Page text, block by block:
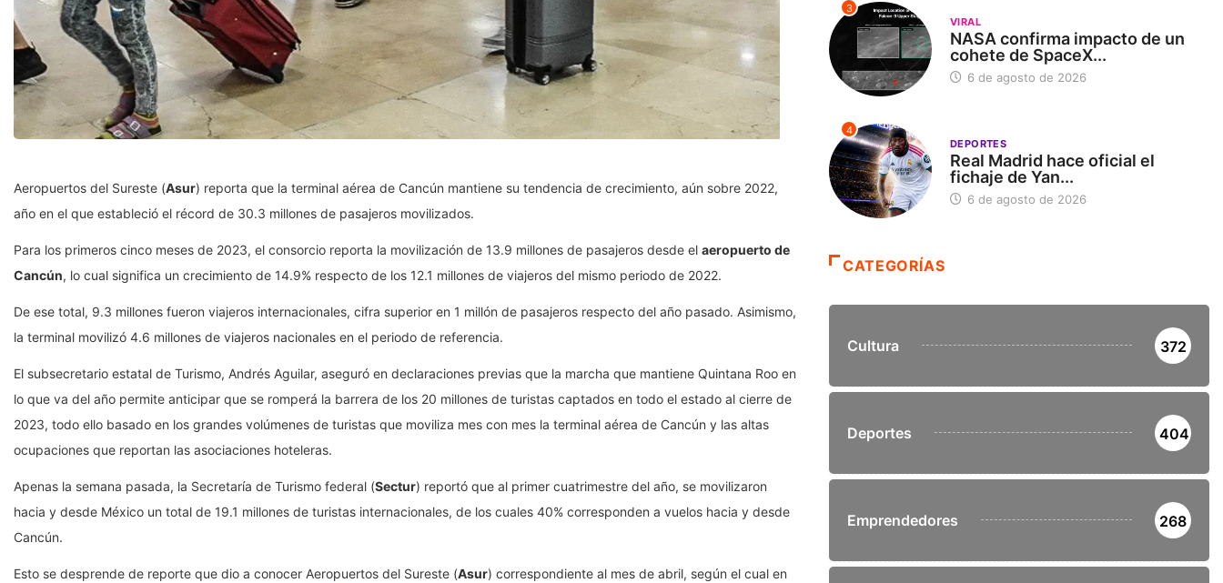
Aeropuertos del Sureste (Asur) reporta que la terminal aérea de Cancún mantiene su tendencia de crecimiento, aún sobre 2022,
año en el que estableció el récord de 30.3 millones de pasajeros movilizados.
Para los primeros cinco meses de 2023, el consorcio reporta la movilización de 13.9 millones de pasajeros desde el aeropuerto de
Cancún, lo cual significa un crecimiento de 14.9% respecto de los 12.1 millones de viajeros del mismo periodo de 2022.
De ese total, 9.3 millones fueron viajeros internacionales, cifra superior en 1 millón de pasajeros respecto del año pasado. Asimismo,
la terminal movilizó 4.6 millones de viajeros nacionales en el periodo de referencia.
El subsecretario estatal de Turismo, Andrés Aguilar, aseguró en declaraciones previas que la marcha que mantiene Quintana Roo en
lo que va del año permite anticipar que se romperá la barrera de los 20 millones de turistas captados en todo el estado al cierre de
2023, todo ello basado en los grandes volúmenes de turistas que moviliza mes con mes la terminal aérea de Cancún y las altas
ocupaciones que reportan las asociaciones hoteleras.
Apenas la semana pasada, la Secretaría de Turismo federal (Sectur) reportó que al primer cuatrimestre del año, se movilizaron
hacia y desde México un total de 19.1 millones de turistas internacionales, de los cuales 40% corresponden a vuelos hacia y desde
Cancún.
Esto se desprende de reporte que dio a conocer Aeropuertos del Sureste (Asur) correspondiente al mes de abril, según el cual en
3
VIRAL
NASA confirma impacto de un
cohete de SpaceX...
6 de agosto de 2026
4
DEPORTES
Real Madrid hace oficial el
fichaje de Yan...
6 de agosto de 2026
CATEGORÍAS
Cultura 372
Deportes 404
Emprendedores 268